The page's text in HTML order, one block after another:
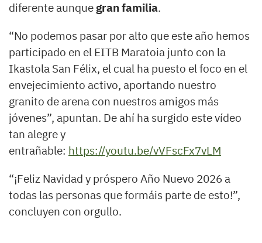
diferente aunque gran familia.
“No podemos pasar por alto que este año hemos
participado en el EITB Maratoia junto con la
Ikastola San Félix, el cual ha puesto el foco en el
envejecimiento activo, aportando nuestro
granito de arena con nuestros amigos más
jóvenes”, apuntan. De ahí ha surgido este vídeo
tan alegre y
entrañable: https://youtu.be/vVFscFx7vLM
“¡Feliz Navidad y próspero Año Nuevo 2026 a
todas las personas que formáis parte de esto!”,
concluyen con orgullo.